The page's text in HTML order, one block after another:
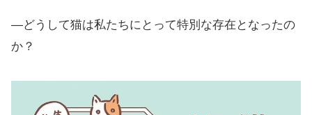
―どうして猫は私たちにとって特別な存在となったの
か？